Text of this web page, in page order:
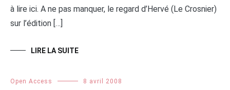
à lire ici. A ne pas manquer, le regard d’Hervé (Le Crosnier)
sur l’édition […]
LIRE LA SUITE
Open Access 8 avril 2008